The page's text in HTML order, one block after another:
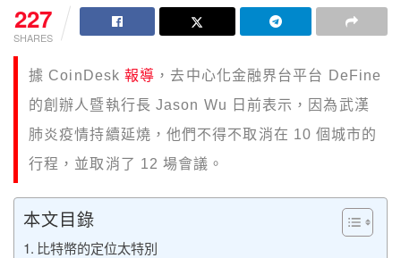
227
SHARES
據 CoinDesk報導 ，去中心化金融界台平台 DeFine
的創辦人暨執行長 Jason Wu 日前表示，因為武漢
肺炎疫情持續延燒，他們不得不取消在 10 個城市的
行程，並取消了 12 場會議。
本文目錄
比特幣的定位太特別